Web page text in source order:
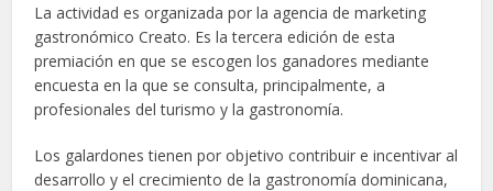
La actividad es organizada por la agencia de marketing
gastronómico Creato. Es la tercera edición de esta
premiación en que se escogen los ganadores mediante
encuesta en la que se consulta, principalmente, a
profesionales del turismo y la gastronomía.
Los galardones tienen por objetivo contribuir e incentivar al
desarrollo y el crecimiento de la gastronomía dominicana,